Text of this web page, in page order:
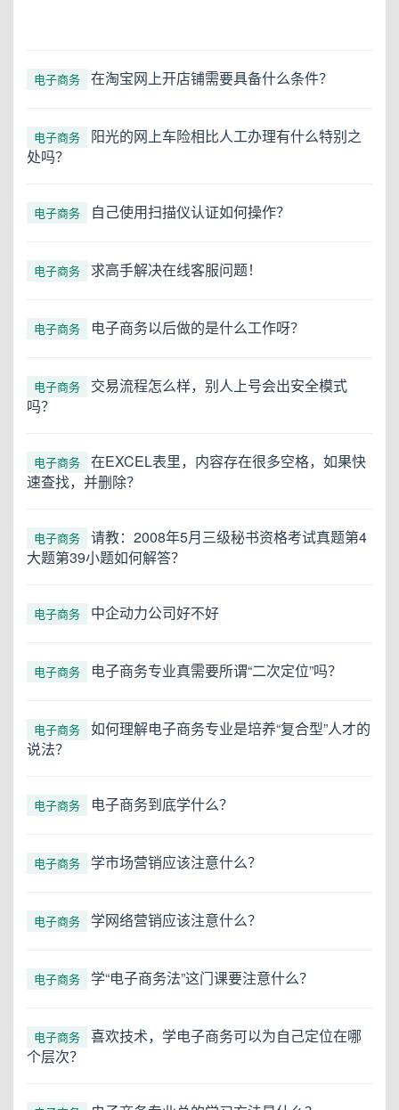
电子商务 在淘宝网上开店铺需要具备什么条件？
电子商务
阳光的网上车险相比人工办理有什么特别之
处吗？
电子商务 自己使用扫描仪认证如何操作？
电子商务 求高手解决在线客服问题！
电子商务 电子商务以后做的是什么工作呀？
电子商务
交易流程怎么样，别人上号会出安全模式
吗？
电子商务
在EXCEL表里，内容存在很多空格，如果快
速查找，并删除？
电子商务
请教：2008年5月三级秘书资格考试真题第4
大题第39小题如何解答？
电子商务 中企动力公司好不好
电子商务 电子商务专业真需要所谓“二次定位”吗？
电子商务
如何理解电子商务专业是培养“复合型”人才的
说法？
电子商务 电子商务到底学什么？
电子商务 学市场营销应该注意什么？
电子商务 学网络营销应该注意什么？
电子商务 学“电子商务法”这门课要注意什么？
电子商务
喜欢技术，学电子商务可以为自己定位在哪
个层次？